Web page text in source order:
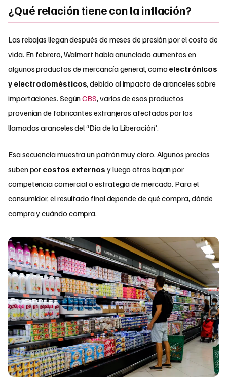
¿Qué relación tiene con la inflación?
Las rebajas llegan después de meses de presión por el costo de
vida. En febrero, Walmart había anunciado aumentos en
algunos productos de mercancía general, como electrónicos
y electrodomésticos, debido al impacto de aranceles sobre
importaciones. SegúnCBS, varios de esos productos
provenían de fabricantes extranjeros afectados por los
llamados aranceles del “Día de la Liberación”.
Esa secuencia muestra un patrón muy claro. Algunos precios
suben por costos externos y luego otros bajan por
competencia comercial o estrategia de mercado. Para el
consumidor, el resultado final depende de qué compra, dónde
compra y cuándo compra.